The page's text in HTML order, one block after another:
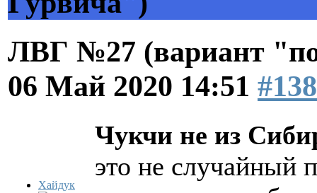
ЛВГ №27 (вариант
06 Май 2020 14:51
Хайдук
Чукчи не из
это не случайный